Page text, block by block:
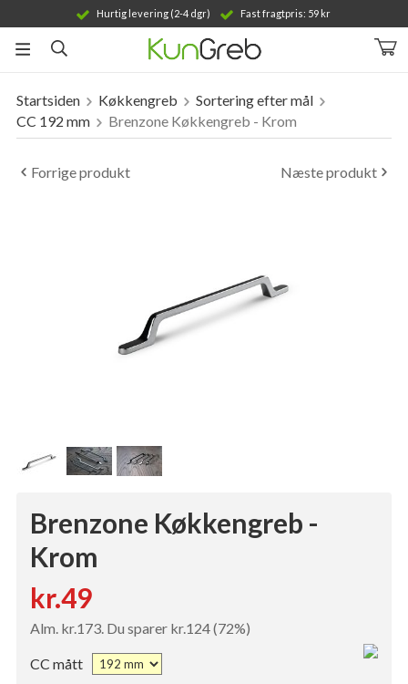
Hurtig levering (2-4 dgr) Fast fragtpris: 59 kr
Produktet er blevet tilføjet til din indkøbskurv
Startsiden Køkkengreb
Sortering efter mål
CC 192 mm
Brenzone Køkkengreb - Krom
Forrige produkt Næste produkt
Brenzone Køkkengreb -
Krom
kr.49
Alm. kr.173. Du sparer kr.124 (72%)
CC mått